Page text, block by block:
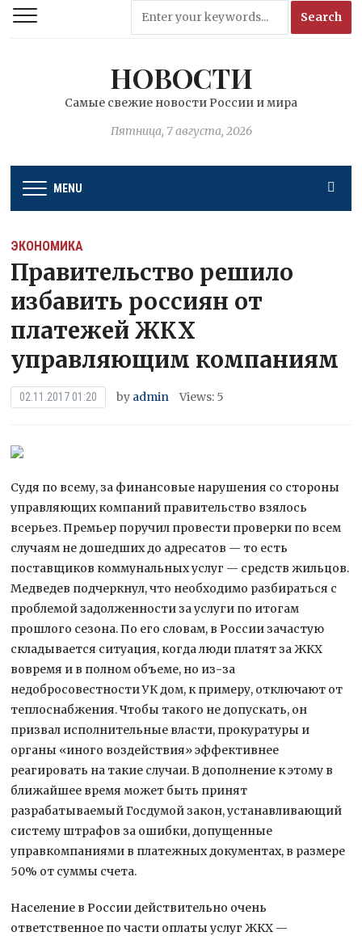
НОВОСТИ
Самые свежие новости России и мира
Пятница, 7 августа, 2026
MENU
ЭКОНОМИКА
Правительство решило
избавить россиян от
платежей ЖКХ
управляющим компаниям
02.11.2017 01:20 by admin Views: 5
Судя по всему, за финансовые нарушения со стороны
управляющих компаний правительство взялось
всерьез. Премьер поручил провести проверки по всем
случаям не дошедших до адресатов — то есть
поставщиков коммунальных услуг — средств жильцов.
Медведев подчеркнул, что необходимо разбираться с
проблемой задолженности за услуги по итогам
прошлого сезона. По его словам, в России зачастую
складывается ситуация, когда люди платят за ЖКХ
вовремя и в полном объеме, но из-за
недобросовестности УК дом, к примеру, отключают от
теплоснабжения. Чтобы такого не допускать, он
призвал исполнительные власти, прокуратуры и
органы «иного воздействия» эффективнее
реагировать на такие случаи. В дополнение к этому в
ближайшее время может быть принят
разрабатываемый Госдумой закон, устанавливающий
систему штрафов за ошибки, допущенные
управкомпаниями в платежных документах, в размере
50% от суммы счета.
Население в России действительно очень
ответственное по части оплаты услуг ЖКХ —